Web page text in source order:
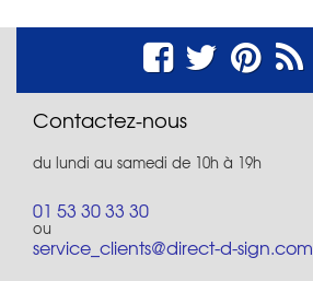
Contactez-nous
du lundi au samedi de 10h à 19h
01 53 30 33 30
ou
service_clients@direct-d-sign.com